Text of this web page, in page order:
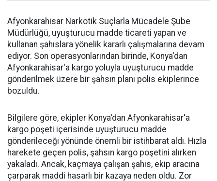
Afyonkarahisar Narkotik Suçlarla Mücadele Şube
Müdürlüğü, uyuşturucu madde ticareti yapan ve
kullanan şahıslara yönelik kararlı çalışmalarına devam
ediyor. Son operasyonlarından birinde, Konya'dan
Afyonkarahisar'a kargo yoluyla uyuşturucu madde
gönderilmek üzere bir şahsın planı polis ekiplerince
bozuldu.
Bilgilere göre, ekipler Konya'dan Afyonkarahisar'a
kargo poşeti içerisinde uyuşturucu madde
gönderileceği yönünde önemli bir istihbarat aldı. Hızla
harekete geçen polis, şahsın kargo poşetini alırken
yakaladı. Ancak, kaçmaya çalışan şahıs, ekip aracına
çarparak maddi hasarlı bir kazaya neden oldu. Zor